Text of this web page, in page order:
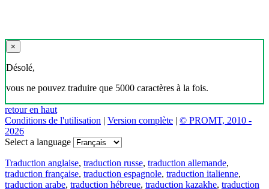
×
Désolé,
vous ne pouvez traduire que 5000 caractères à la fois.
retour en haut
Conditions de l'utilisation | Version complète | © PROMT, 2010 -
2026
Select a language
Traduction anglaise, traduction russe, traduction allemande,
traduction française, traduction espagnole, traduction italienne,
traduction arabe, traduction hébreue, traduction kazakhe, traduction